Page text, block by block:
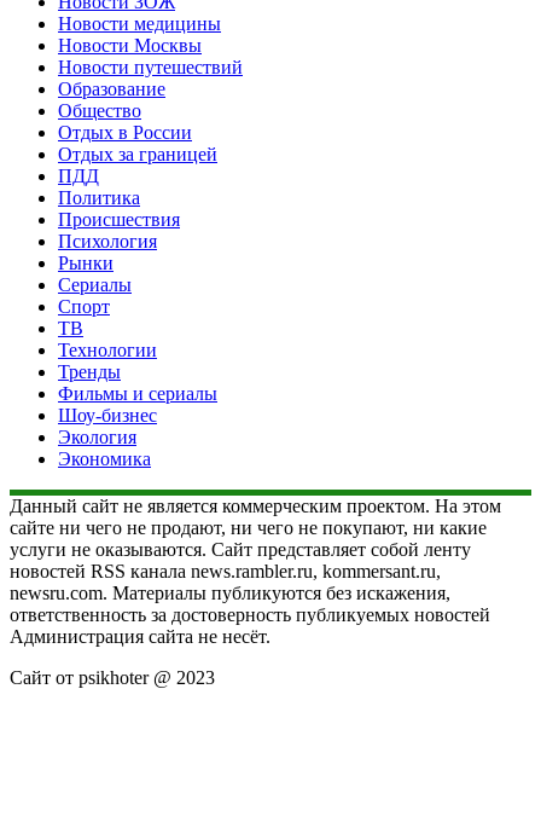
Новости медицины
Новости Москвы
Новости путешествий
Образование
Общество
Отдых в России
Отдых за границей
ПДД
Политика
Происшествия
Психология
Рынки
Сериалы
Спорт
ТВ
Технологии
Тренды
Фильмы и сериалы
Шоу-бизнес
Экология
Экономика
Данный сайт не является коммерческим проектом. На этом
сайте ни чего не продают, ни чего не покупают, ни какие
услуги не оказываются. Сайт представляет собой ленту
новостей RSS канала news.rambler.ru, kommersant.ru,
newsru.com. Материалы публикуются без искажения,
ответственность за достоверность публикуемых новостей
Администрация сайта не несёт.
Сайт от psikhoter @ 2023